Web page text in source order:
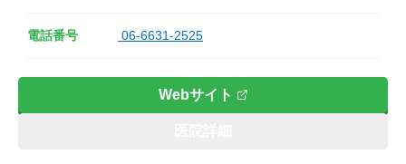
電話番号 06-6631-2525
Webサイト